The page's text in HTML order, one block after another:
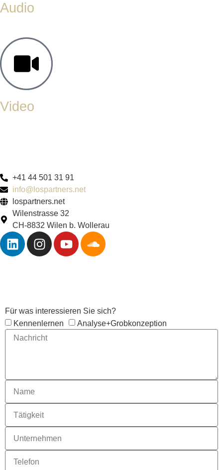
Audio
Video
+41 44 501 31 91
info@lospartners.net
lospartners.net
Wilenstrasse 32
CH-8832 Wilen b. Wollerau
Für was interessieren Sie sich?
Kennenlernen
Analyse+Grobkonzeption